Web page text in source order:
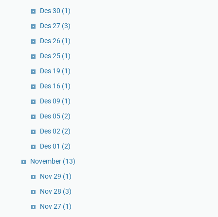
Des 30 (1)
Des 27 (3)
Des 26 (1)
Des 25 (1)
Des 19 (1)
Des 16 (1)
Des 09 (1)
Des 05 (2)
Des 02 (2)
Des 01 (2)
November (13)
Nov 29 (1)
Nov 28 (3)
Nov 27 (1)